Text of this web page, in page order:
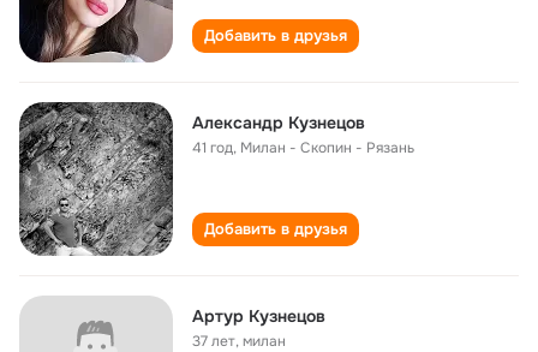
Добавить в друзья
Александр Кузнецов
41 год, Милан - Скопин - Рязань
Добавить в друзья
Артур Кузнецов
37 лет,милан